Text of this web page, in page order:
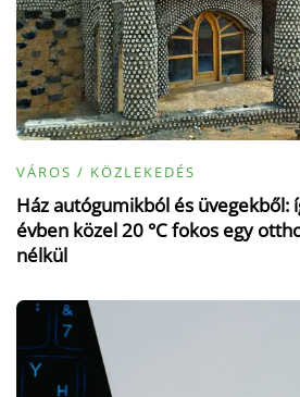
VÁROS / KÖZLEKEDÉS
Ház autógumikból és üvegekből:
évben közel 20 °C fokos egy
nélkül